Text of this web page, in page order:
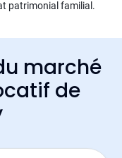
patrimonial familial.
marché
de